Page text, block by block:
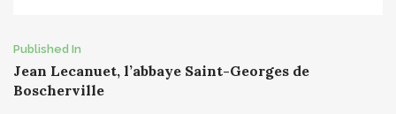
Post
navigation
Published In
Jean Lecanuet, l’abbaye Saint-Georges de
Boscherville